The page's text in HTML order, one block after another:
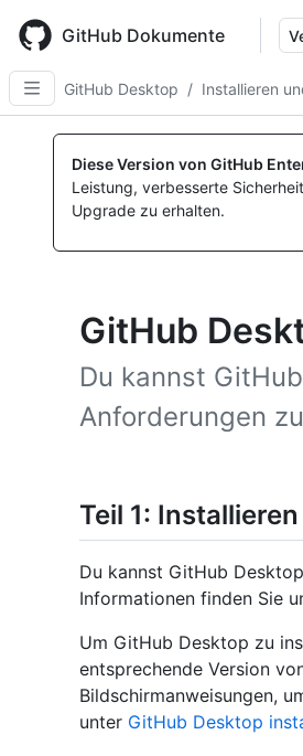
main
content
GitHub Dokumente
GitHub Desktop / Installieren
Diese Version von GitHub
Leistung, verbesserte
Upgrade zu erhalten.
GitHub
Du kannst
Anforderungen
Teil 1:
Du kannst GitHub
Informationen finden Sie
Um GitHub Desktop zu
entsprechende Version
Bildschirmanweisungen,
unter GitHub Desktop